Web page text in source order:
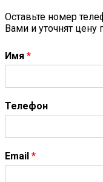
Оставьте номер
Вами и уточнят цену
Имя *
Телефон
Email *